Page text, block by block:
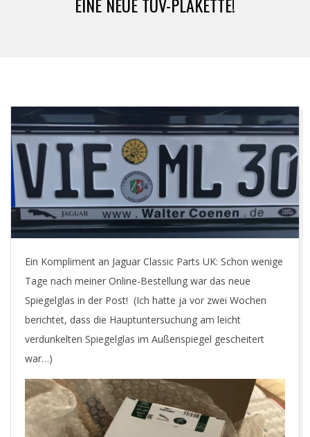
E
T
Ein Kompliment an Jaguar Classic Parts UK: Schon wenige
Tage nach meiner Online-Bestellung war das neue
Spiegelglas in der Post! (Ich hatte ja vor zwei Wochen
berichtet, dass die Hauptuntersuchung am leicht
verdunkelten Spiegelglas im Außenspiegel gescheitert
war…)